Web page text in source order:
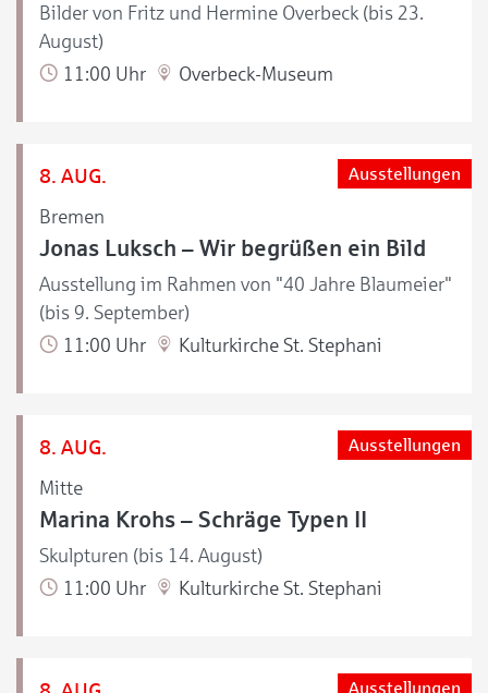
Bilder von Fritz und Hermine Overbeck (bis 23.
August)
11:00 Uhr
Overbeck-Museum
8. AUG.
Bremen
Ausstellungen
Jonas Luksch – Wir begrüßen ein Bild
Ausstellung im Rahmen von "40 Jahre Blaumeier"
(bis 9. September)
11:00 Uhr
Kulturkirche St. Stephani
8. AUG.
Mitte
Ausstellungen
Marina Krohs – Schräge Typen II
Skulpturen (bis 14. August)
11:00 Uhr
Kulturkirche St. Stephani
Ausstellungen